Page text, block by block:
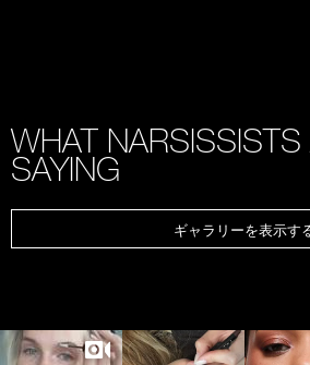
WHAT NARSISSISTS
SAYING
ギャラリーを表示す